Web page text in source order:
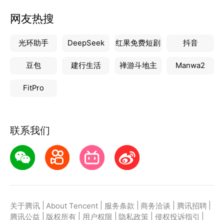
网友热搜
光环助手 DeepSeek 红果免费短剧 抖音
豆包 建行生活 禅游斗地主 Manwa2
FitPro
联系我们
关于腾讯 About Tencent 服务条款 商务洽谈 腾讯招聘
腾讯公益
版权所有 用户权限 隐私政策 侵权投诉指引